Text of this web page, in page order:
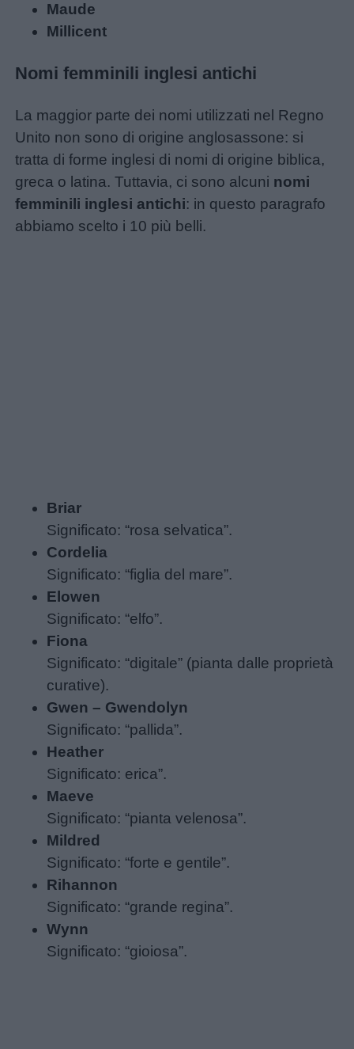
Maude
Millicent
Nomi femminili inglesi antichi
La maggior parte dei nomi utilizzati nel Regno
Unito non sono di origine anglosassone: si
tratta di forme inglesi di nomi di origine biblica,
greca o latina. Tuttavia, ci sono alcuni nomi
femminili inglesi antichi: in questo paragrafo
abbiamo scelto i 10 più belli.
Briar
Significato: “rosa selvatica”.
Cordelia
Significato: “figlia del mare”.
Elowen
Significato: “elfo”.
Fiona
Significato: “digitale” (pianta dalle proprietà
curative).
Gwen – Gwendolyn
Significato: “pallida”.
Heather
Significato: erica”.
Maeve
Significato: “pianta velenosa”.
Mildred
Significato: “forte e gentile”.
Rihannon
Significato: “grande regina”.
Wynn
Significato: “gioiosa”.